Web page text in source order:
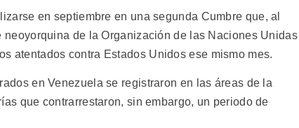
en septiembre en una segunda Cumbre que, al
de la Organización de las Naciones Unidas
atentados contra Estados Unidos ese mismo mes.
en Venezuela se registraron en las áreas de la
que contrarrestaron, sin embargo, un periodo de